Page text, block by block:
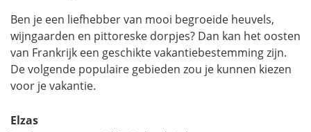
Ben je een liefhebber van mooi begroeide heuvels,
wijngaarden en pittoreske dorpjes? Dan kan het oosten
van Frankrijk een geschikte vakantiebestemming zijn.
De volgende populaire gebieden zou je kunnen kiezen
voor je vakantie.
Elzas